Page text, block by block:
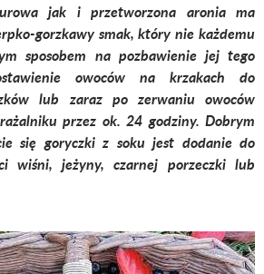
jak i przetworzona aronia ma
gorzkawy smak, który nie każdemu
sposobem na pozbawienie jej tego
owoców na krzakach do
lub zaraz po zerwaniu owoców
przez ok. 24 godziny. Dobrym
się goryczki z soku jest dodanie do
wiśni, jeżyny, czarnej porzeczki lub